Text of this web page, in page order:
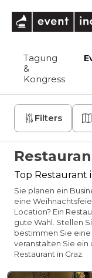
Tagung
&
Kongress
Filters
Top Restaurant
Sie planen ein
eine
Location? Ein
gute Wahl. Stellen
bestimmen Sie
veranstalten Sie ein
Restaurant in Graz.